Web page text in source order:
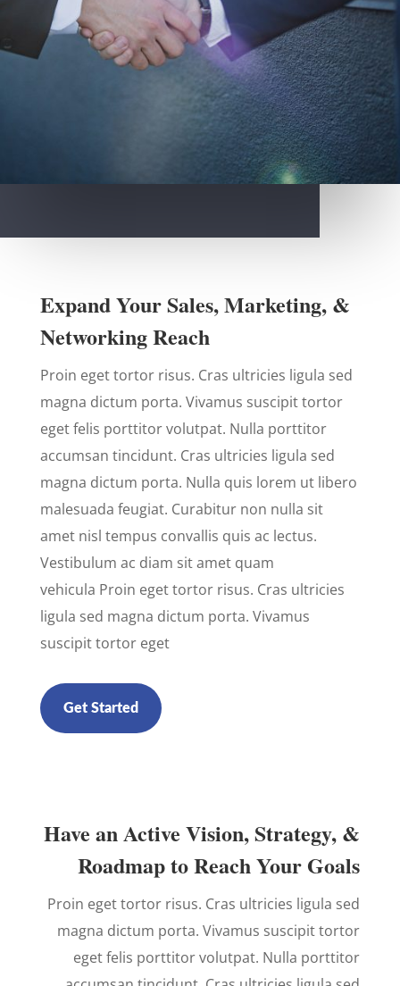
Expand Your Sales, Marketing, &
Networking Reach
Proin eget tortor risus. Cras ultricies ligula sed
magna dictum porta. Vivamus suscipit tortor
eget felis porttitor volutpat. Nulla porttitor
accumsan tincidunt. Cras ultricies ligula sed
magna dictum porta. Nulla quis lorem ut libero
malesuada feugiat. Curabitur non nulla sit
amet nisl tempus convallis quis ac lectus.
Vestibulum ac diam sit amet quam
vehicula Proin eget tortor risus. Cras ultricies
ligula sed magna dictum porta. Vivamus
suscipit tortor eget
Get Started
Have an Active Vision, Strategy, &
Roadmap to Reach Your Goals
Proin eget tortor risus. Cras ultricies ligula sed
magna dictum porta. Vivamus suscipit tortor
eget felis porttitor volutpat. Nulla porttitor